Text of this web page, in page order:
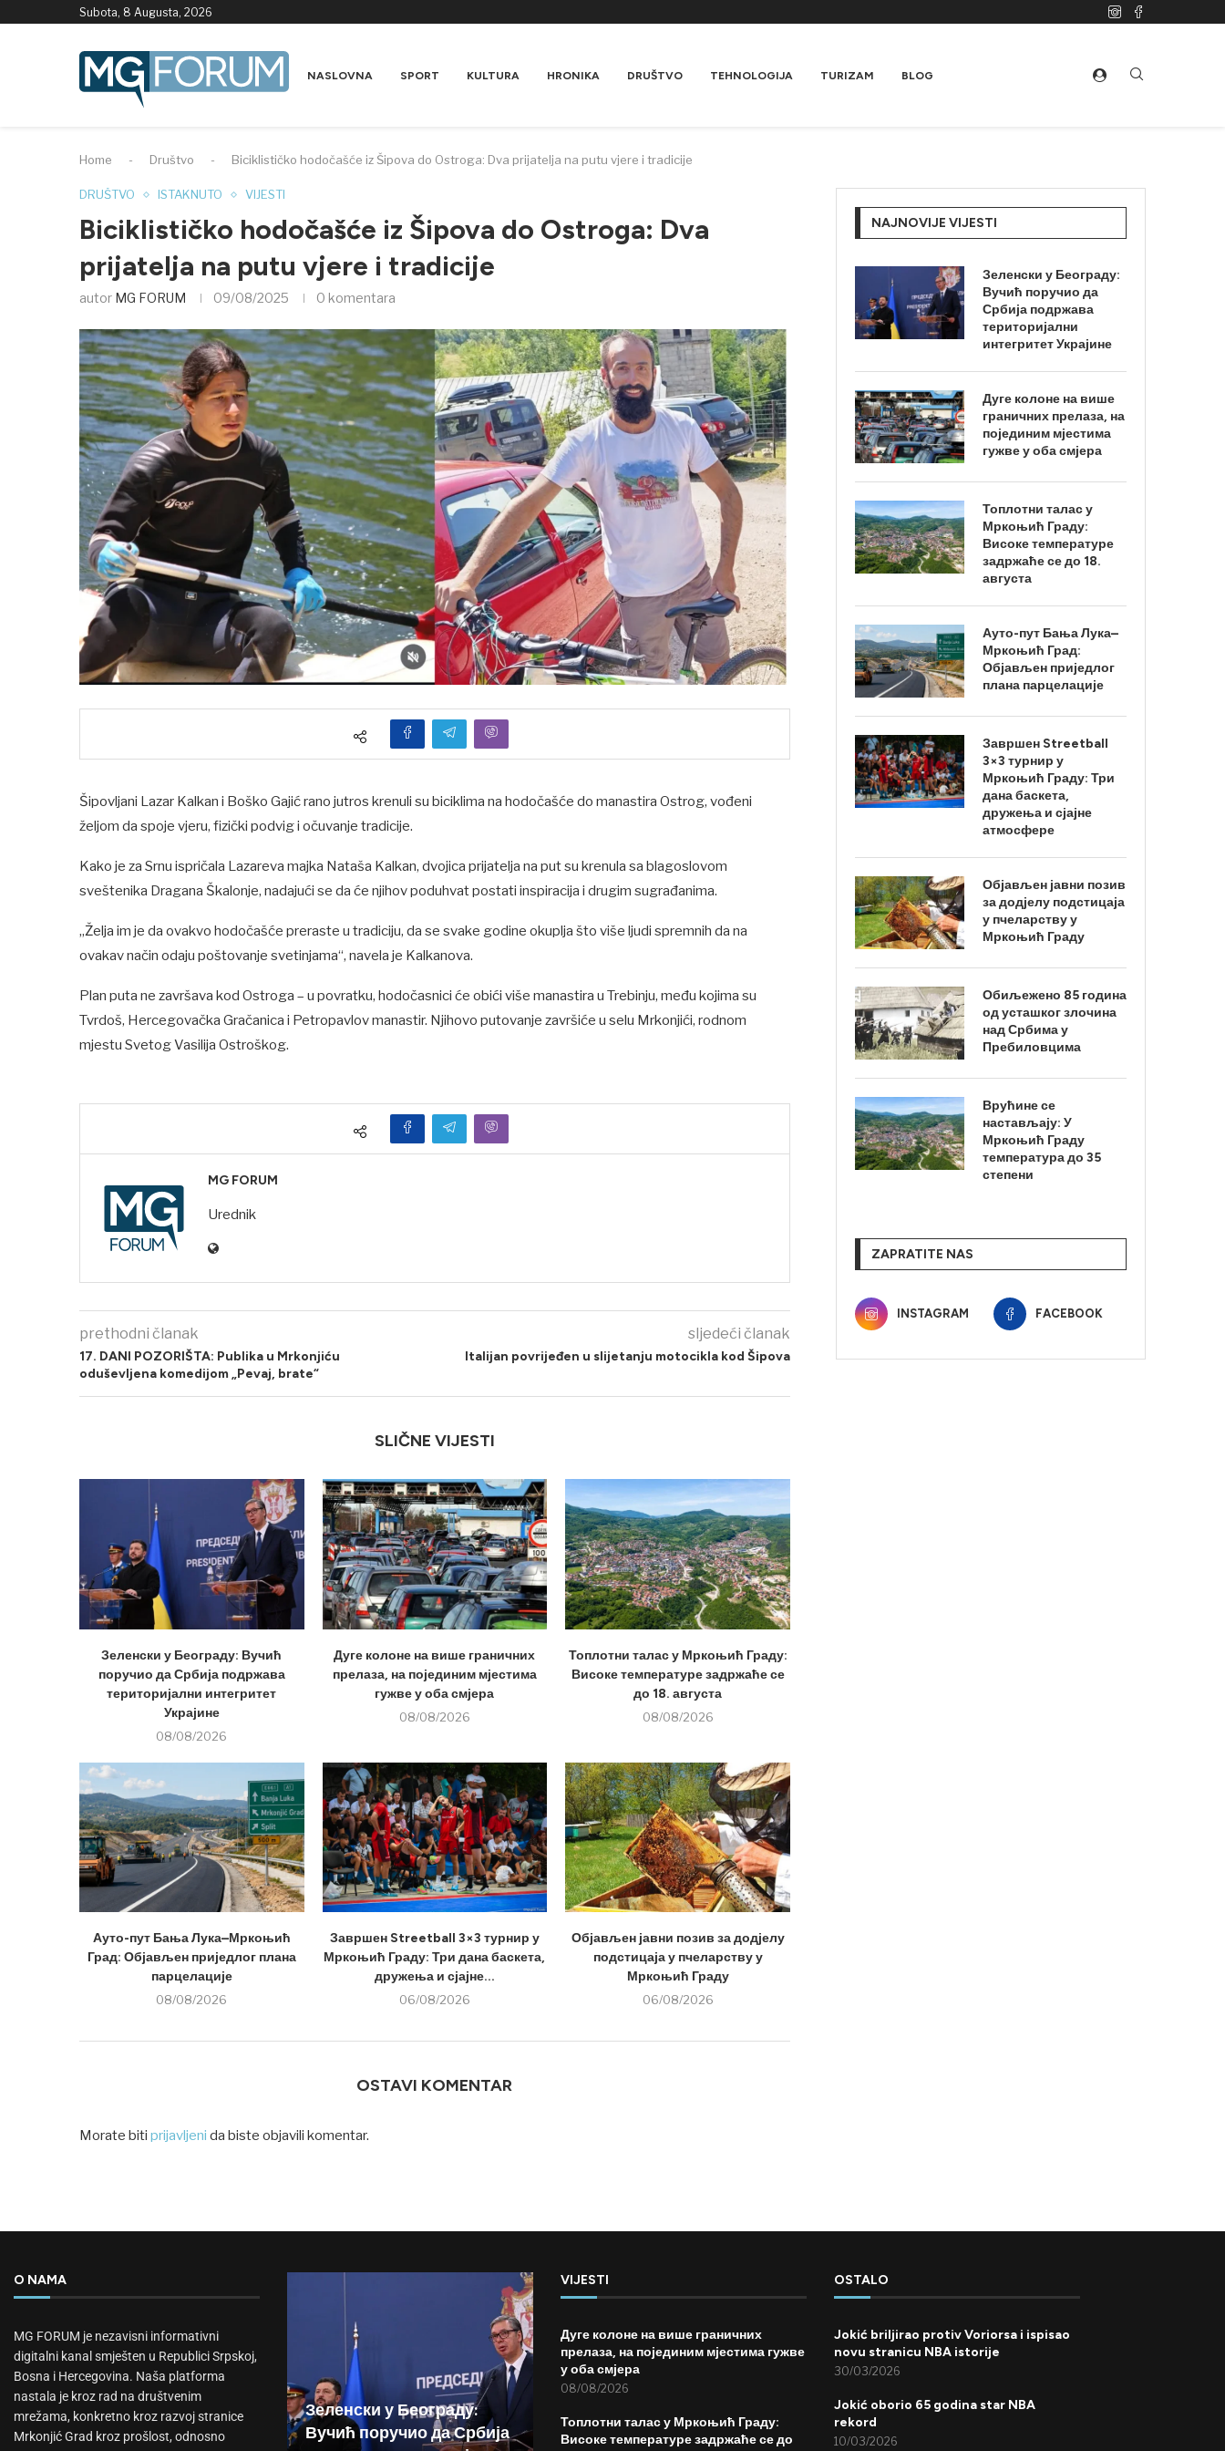
Subota, 8 Augusta, 2026
NASLOVNA SPORT KULTURA HRONIKA DRUŠTVO TEHNOLOGIJA TURIZAM BLOG
Home - Društvo - Biciklističko hodočašće iz Šipova do Ostroga: Dva prijatelja na putu vjere i tradicije
DRUŠTVO ISTAKNUTO VIJESTI
Biciklističko hodočašće iz Šipova do Ostroga: Dva
prijatelja na putu vjere i tradicije
autor MG FORUM 09/08/2025 0 komentara
Šipovljani Lazar Kalkan i Boško Gajić rano jutros krenuli su biciklima na hodočašće do manastira Ostrog, vođeni
željom da spoje vjeru, fizički podvig i očuvanje tradicije.
Kako je za Srnu ispričala Lazareva majka Nataša Kalkan, dvojica prijatelja na put su krenula sa blagoslovom
sveštenika Dragana Škalonje, nadajući se da će njihov poduhvat postati inspiracija i drugim sugrađanima.
„Želja im je da ovakvo hodočašće preraste u tradiciju, da se svake godine okuplja što više ljudi spremnih da na
ovakav način odaju poštovanje svetinjama“, navela je Kalkanova.
Plan puta ne završava kod Ostroga – u povratku, hodočasnici će obići više manastira u Trebinju, među kojima su
Tvrdoš, Hercegovačka Gračanica i Petropavlov manastir. Njihovo putovanje završiće u selu Mrkonjići, rodnom
mjestu Svetog Vasilija Ostroškog.
MG FORUM
Urednik
prethodni članak
17. DANI POZORIŠTA: Publika u Mrkonjiću
oduševljena komedijom „Pevaj, brate“
sljedeći članak
Italijan povrijeđen u slijetanju motocikla kod Šipova
SLIČNE VIJESTI
Зеленски у Београду: Вучић
поручио да Србија подржава
територијални интегритет
Украјине
08/08/2026
Дуге колоне на више граничних
прелаза, на појединим мјестима
гужве у оба смјера
08/08/2026
Топлотни талас у Мркоњић Граду:
Високе температуре задржаће се
до 18. августа
08/08/2026
Ауто-пут Бања Лука–Мркоњић
Град: Објављен приједлог плана
парцелације
08/08/2026
Завршен Streetball 3×3 турнир у
Мркоњић Граду: Три дана баскета,
дружења и сјајне...
06/08/2026
Објављен јавни позив за додјелу
подстицаја у пчеларству у
Мркоњић Граду
06/08/2026
OSTAVI KOMENTAR
Morate biti prijavljeni da biste objavili komentar.
NAJNOVIJE VIJESTI
Зеленски у Београду:
Вучић поручио да
Србија подржава
територијални
интегритет Украјине
Дуге колоне на више
граничних прелаза, на
појединим мјестима
гужве у оба смјера
Топлотни талас у
Мркоњић Граду:
Високе температуре
задржаће се до 18.
августа
Ауто-пут Бања Лука–
Мркоњић Град:
Објављен приједлог
плана парцелације
Завршен Streetball
3×3 турнир у
Мркоњић Граду: Три
дана баскета,
дружења и сјајне
атмосфере
Објављен јавни позив
за додјелу подстицаја
у пчеларству у
Мркоњић Граду
Обиљежено 85 година
од усташког злочина
над Србима у
Пребиловцима
Врућине се
настављају: У
Мркоњић Граду
температура до 35
степени
ZAPRATITE NAS
INSTAGRAM FACEBOOK
O NAMA
MG FORUM je nezavisni informativni
digitalni kanal smješten u Republici Srpskoj,
Bosna i Hercegovina. Naša platforma
nastala je kroz rad na društvenim
mrežama, konkretno kroz razvoj stranice
Mrkonjić Grad kroz prošlost, odnosno
Зеленски у Београду:
Вучић поручио да Србија
VIJESTI
Дуге колоне на више граничних
прелаза, на појединим мјестима гужве
у оба смјера
08/08/2026
Топлотни талас у Мркоњић Граду:
Високе температуре задржаће се до
OSTALO
Jokić briljirao protiv Voriorsa i ispisao
novu stranicu NBA istorije
30/03/2026
Jokić oborio 65 godina star NBA
rekord
10/03/2026